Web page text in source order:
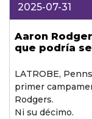
2025-07-31
Aaron
que podría
LATROBE,
primer
Rodgers.
Ni su décimo.